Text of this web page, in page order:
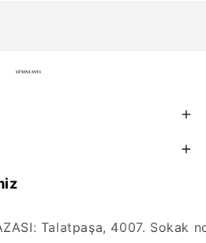
Talatpaşa, 4007. Sokak